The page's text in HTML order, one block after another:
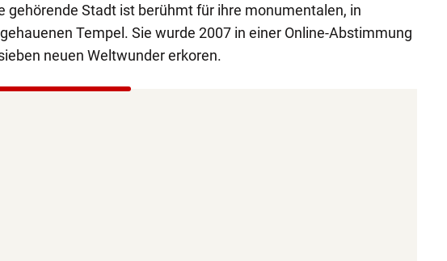
gehörende Stadt ist berühmt für ihre monumentalen, in
Tempel. Sie wurde 2007 in einer Online-Abstimmung
neuen Weltwunder erkoren.